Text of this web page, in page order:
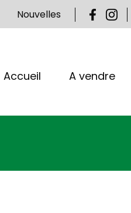
Nouvelles
Accueil A vendre